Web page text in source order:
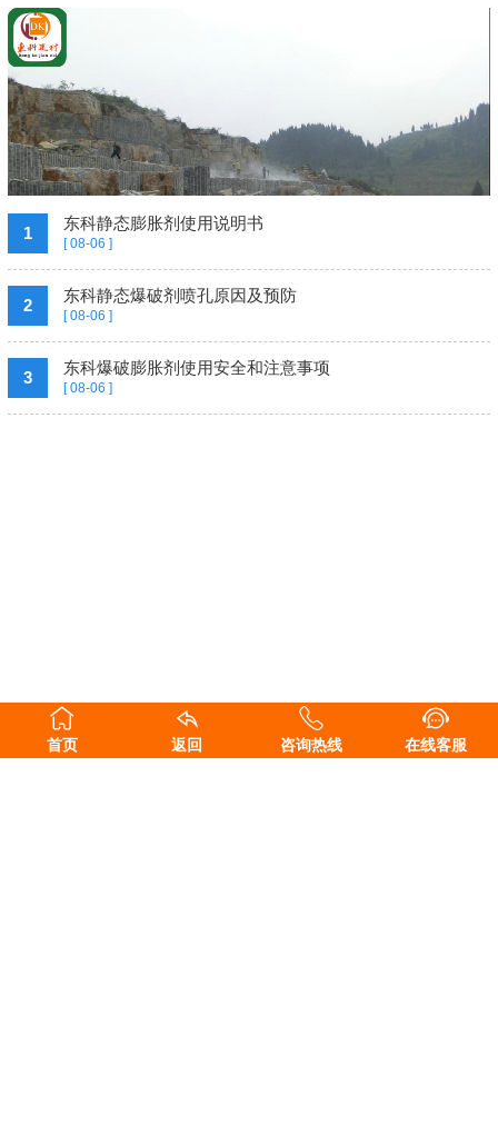
1
东科静态膨胀剂使用说明书
[ 08-06 ]
2
东科静态爆破剂喷孔原因及预防
[ 08-06 ]
3
东科爆破膨胀剂使用安全和注意事项
[ 08-06 ]
首页 返回 咨询热线 在线客服